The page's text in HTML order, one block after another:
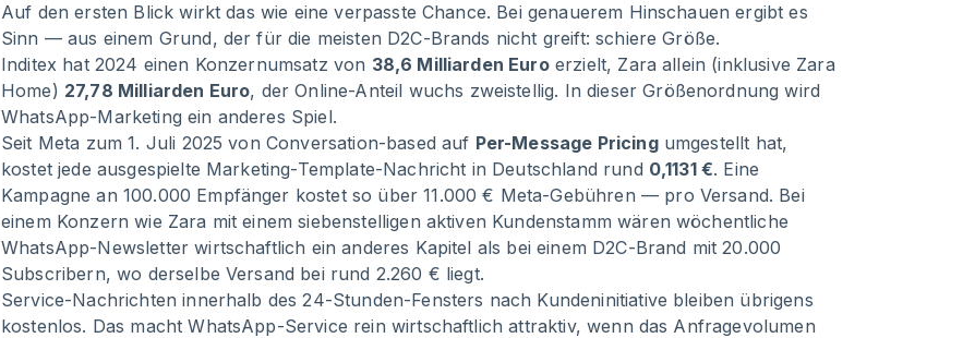
Auf den ersten Blick wirkt das wie eine verpasste Chance. Bei genauerem Hinschauen ergibt es
Sinn — aus einem Grund, der für die meisten D2C-Brands nicht greift: schiere Größe.
Inditex hat 2024 einen Konzernumsatz von 38,6 Milliarden Euroerzielt, Zara allein (inklusive Zara
Home) 27,78 Milliarden Euro, der Online-Anteil wuchs zweistellig. In dieser Größenordnung wird
WhatsApp-Marketing ein anderes Spiel.
Seit Meta zum 1. Juli 2025 von Conversation-based auf Per-Message Pricingumgestellt hat,
kostet jede ausgespielte Marketing-Template-Nachricht in Deutschland rund 0,1131 €. Eine
Kampagne an 100.000 Empfänger kostet so über 11.000 € Meta-Gebühren — pro Versand. Bei
einem Konzern wie Zara mit einem siebenstelligen aktiven Kundenstamm wären wöchentliche
WhatsApp-Newsletter wirtschaftlich ein anderes Kapitel als bei einem D2C-Brand mit 20.000
Subscribern, wo derselbe Versand bei rund 2.260 € liegt.
Service-Nachrichten innerhalb des 24-Stunden-Fensters nach Kundeninitiative bleiben übrigens
kostenlos. Das macht WhatsApp-Service rein wirtschaftlich attraktiv, wenn das Anfragevolumen